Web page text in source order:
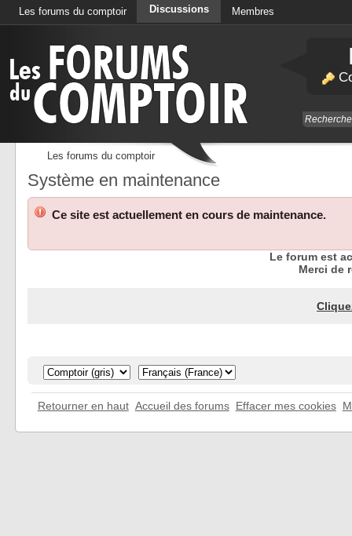
Les forums du comptoir Discussions Membres
Les forums du comptoir
Système en maintenance
Ce site est actuellement en cours de maintenance.
Le forum est
Merci de
Retourner en haut Accueil des forums Effacer mes cookies